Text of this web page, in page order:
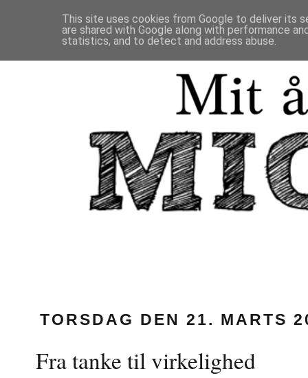
TORSDAG DEN 21. MARTS
Fra tanke til virkelighed
This site uses cookies from Google to deliver its
are shared with Google along with performance
statistics, and to detect and address abuse.